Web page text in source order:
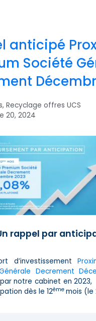
anticipé
Société
, Recyclage offres UCS
20, 2024
rappel par
d’investissement
Decrement
notre cabinet en
dès le 12ème mois (le